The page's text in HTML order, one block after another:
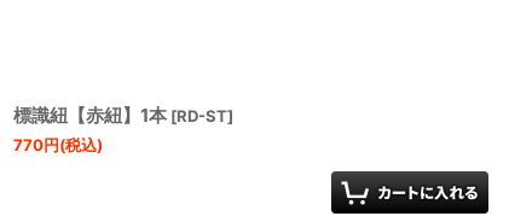
標識紐【赤紐】1本 [RD-ST]
770円(税込)